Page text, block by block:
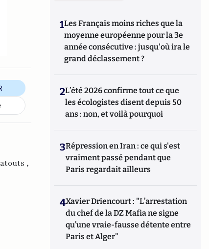
atouts ,
1Les Français moins riches que la
moyenne européenne pour la 3e
année consécutive : jusqu'où ira le
grand déclassement ?
2L’été 2026 confirme tout ce que
les écologistes disent depuis 50
ans : non, et voilà pourquoi
3Répression en Iran : ce qui s'est
vraiment passé pendant que
Paris regardait ailleurs
4Xavier Driencourt : "L’arrestation
du chef de la DZ Mafia ne signe
qu’une vraie-fausse détente entre
Paris et Alger"